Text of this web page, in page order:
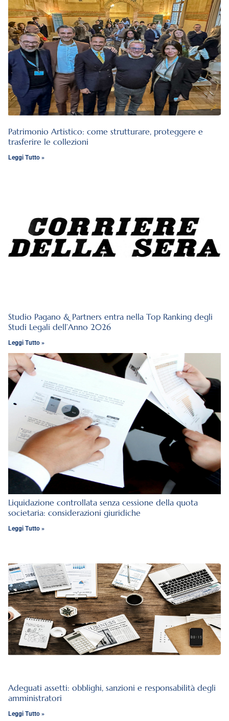
Patrimonio Artistico: come strutturare, proteggere e
trasferire le collezioni
Leggi Tutto »
Studio Pagano & Partners entra nella Top Ranking degli
Studi Legali dell’Anno 2026
Leggi Tutto »
Liquidazione controllata senza cessione della quota
societaria: considerazioni giuridiche
Leggi Tutto »
Adeguati assetti: obblighi, sanzioni e responsabilità degli
amministratori
Leggi Tutto »